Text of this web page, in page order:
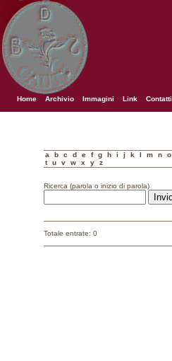
Home Archivio Immagini Link Contatti
a b c d e f g h i j k l m n o
t
u v w x y z
Ricerca (parola o inizio di parola)
Totale entrate: 0